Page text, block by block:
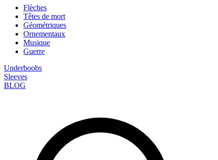
Flèches
Têtes de mort
Géométriques
Ornementaux
Musique
Guerre
Underboobs
Sleeves
BLOG